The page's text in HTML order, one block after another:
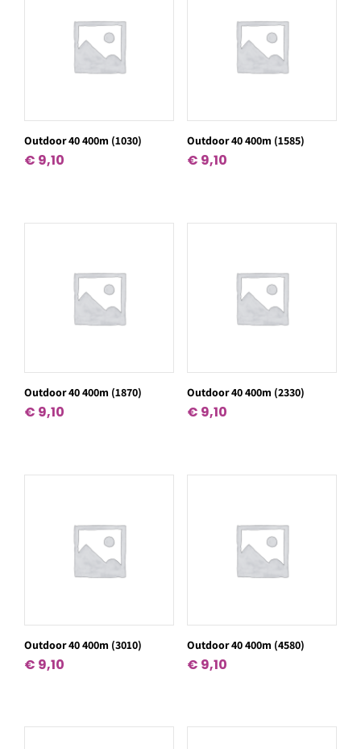
Outdoor 40 400m (1030)
€ 9,10
Outdoor 40 400m (1585)
€ 9,10
Outdoor 40 400m (1870)
€ 9,10
Outdoor 40 400m (2330)
€ 9,10
Outdoor 40 400m (3010)
€ 9,10
Outdoor 40 400m (4580)
€ 9,10